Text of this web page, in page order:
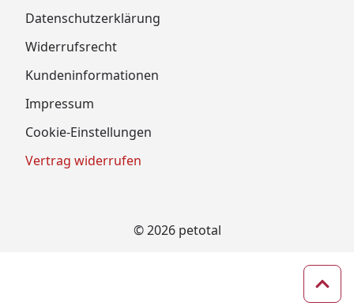
Datenschutzerklärung
Widerrufsrecht
Kundeninformationen
Impressum
Cookie-Einstellungen
Vertrag widerrufen
© 2026 petotal